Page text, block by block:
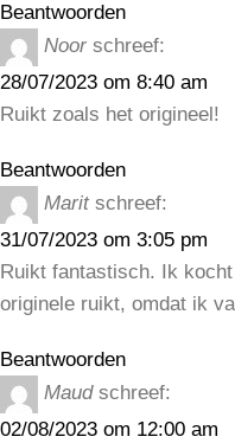
Beantwoorden
Noor schreef:
28/07/2023 om 8:40 am
Ruikt zoals het origineel!
Beantwoorden
Marit schreef:
31/07/2023 om 3:05 pm
Ruikt fantastisch. Ik
originele ruikt, omdat ik
Beantwoorden
Maud schreef:
02/08/2023 om 12:00 am